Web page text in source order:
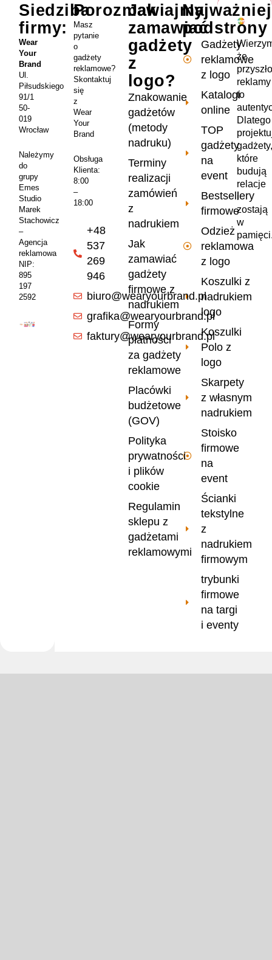
że
reklamy
to
Dlatego
gadżety,
które
budują
relacje
i
zostają
w
podstrony
Gadżety
reklamowe
z logo
Katalogi
online
TOP
gadżety
na
event
Bestsellery
firmowe
Odzież
reklamowa
z logo
Koszulki z
nadrukiem
logo
Koszulki
Polo z
logo
Skarpety
z własnym
nadrukiem
Stoisko
firmowe
na
event
Ścianki
tekstylne
z
nadrukiem
firmowym
trybunki
firmowe
na targi
i eventy
Jak
zamawiać
gadżety
z
logo?
Znakowanie
gadżetów
(metody
nadruku)
Terminy
realizacji
zamówień
z
nadrukiem
Jak
zamawiać
gadżety
firmowe z
nadrukiem
Formy
płatności
za gadżety
reklamowe
Placówki
budżetowe
(GOV)
Polityka
prywatności
i plików
cookie
Regulamin
sklepu z
gadżetami
reklamowymi
Porozmawiajmy
Masz
pytanie
o
gadżety
reklamowe?
Skontaktuj
się
z
Wear
Your
Brand
Obsługa
Klienta:
8:00
–
18:00
+48
537
269
946
biuro@wearyourbrand.pl
grafika@wearyourbrand.pl
faktury@wearyourbrand.pl
Siedziba
firmy:
Wear
Your
Brand
Ul.
Piłsudskiego
91/1
50-
019
Wrocław
Należymy
do
grupy
Emes
Studio
Marek
Stachowicz
–
Agencja
reklamowa
NIP:
895
197
2592